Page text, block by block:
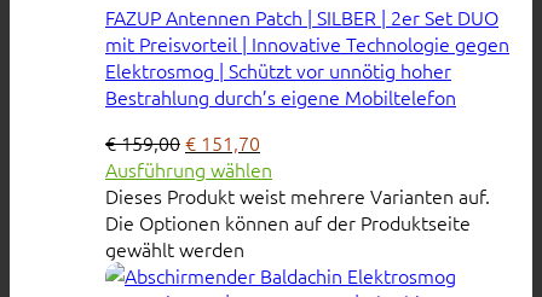
FAZUP Antennen Patch | SILBER | 2er Set DUO
mit Preisvorteil | Innovative Technologie gegen
Elektrosmog | Schützt vor unnötig hoher
Bestrahlung durch’s eigene Mobiltelefon
€159,00€ 151,70
Ausführung wählen
Dieses Produkt weist mehrere Varianten auf.
Die Optionen können auf der Produktseite
gewählt werden